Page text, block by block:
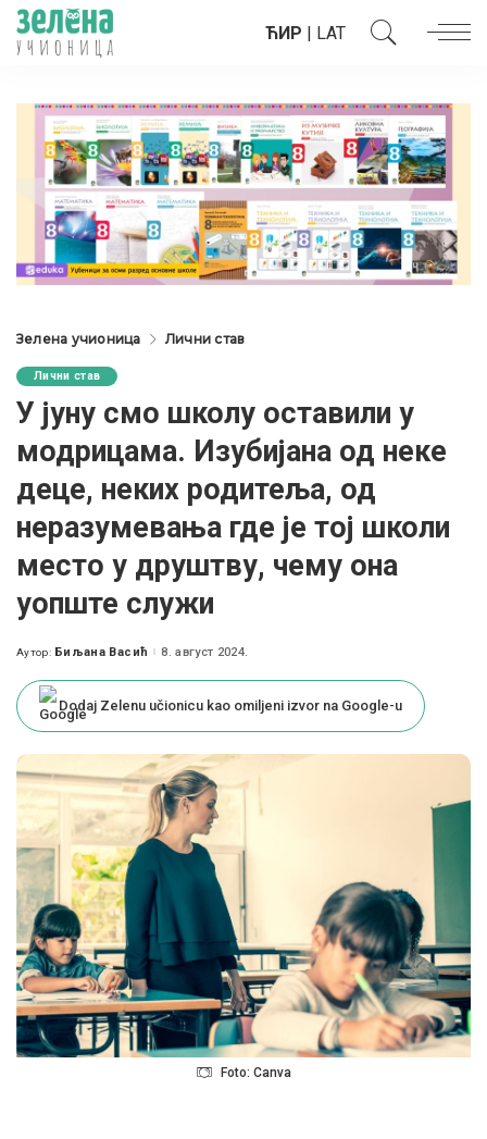
ЋИР | LAT
Зелена учионица Лични став
Лични став
У јуну смо школу оставили у
модрицама. Изубијана од неке
деце, неких родитеља, од
неразумевања где је тој школи
место у друштву, чему она
уопште служи
Posted
Аутор: Биљана Васић 8. август 2024.
Dodaj Zelenu učionicu kao omiljeni izvor na Google-u
Foto: Canva